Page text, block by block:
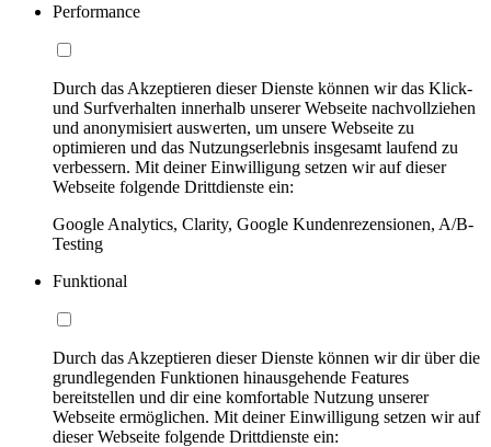
Performance
Durch das Akzeptieren dieser Dienste können wir das Klick-
und Surfverhalten innerhalb unserer Webseite nachvollziehen
und anonymisiert auswerten, um unsere Webseite zu
optimieren und das Nutzungserlebnis insgesamt laufend zu
verbessern. Mit deiner Einwilligung setzen wir auf dieser
Webseite folgende Drittdienste ein:
Google Analytics, Clarity, Google Kundenrezensionen, A/B-
Testing
Funktional
Durch das Akzeptieren dieser Dienste können wir dir über die
grundlegenden Funktionen hinausgehende Features
bereitstellen und dir eine komfortable Nutzung unserer
Webseite ermöglichen. Mit deiner Einwilligung setzen wir auf
dieser Webseite folgende Drittdienste ein: